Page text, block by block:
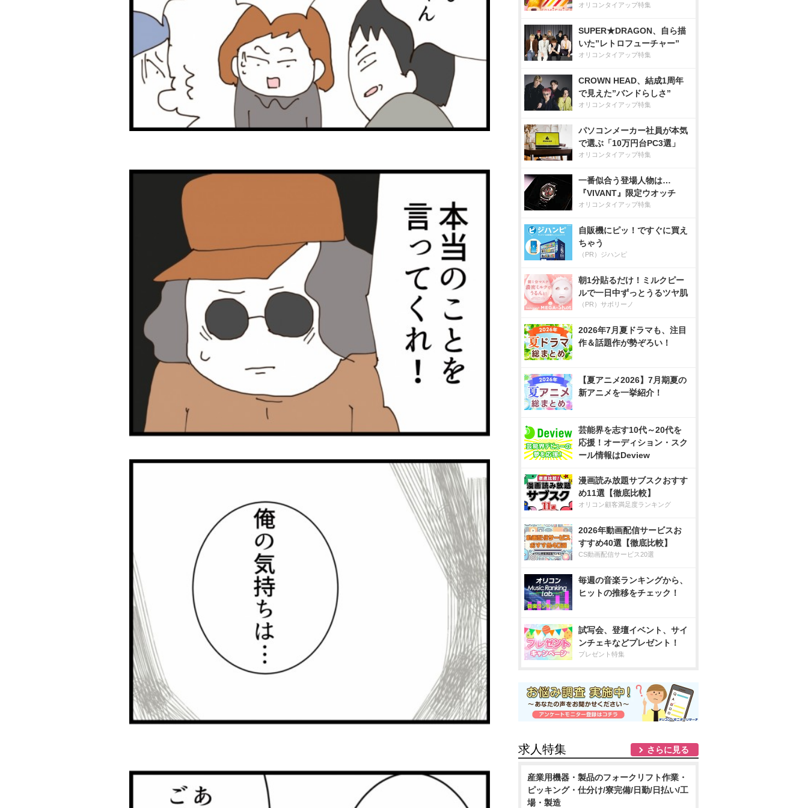
オリコンタイアップ特集
SUPER★DRAGON、自ら描
いた”レトロフューチャー”
オリコンタイアップ特集
CROWN HEAD、結成1周年
で見えた”バンドらしさ”
オリコンタイアップ特集
パソコンメーカー社員が本気
で選ぶ「10万円台PC3選」
オリコンタイアップ特集
一番似合う登場人物は…
『VIVANT』限定ウオッチ
オリコンタイアップ特集
自販機にピッ！ですぐに買え
ちゃう
（PR）ジハンピ
朝1分貼るだけ！ミルクピー
ルで一日中ずっとうるツヤ肌
（PR）サボリーノ
2026年7月夏ドラマも、注目
作＆話題作が勢ぞろい！
【夏アニメ2026】7月期夏の
新アニメを一挙紹介！
芸能界を志す10代～20代を
応援！オーディション・スク
ール情報はDeview
漫画読み放題サブスクおすす
め11選【徹底比較】
オリコン顧客満足度ランキング
2026年動画配信サービスお
すすめ40選【徹底比較】
CS動画配信サービス20選
毎週の音楽ランキングから、
ヒットの推移をチェック！
試写会、登壇イベント、サイ
ンチェキなどプレゼント！
プレゼント特集
求人特集 さらに見る
産業用機器・製品のフォークリフト作業・
ピッキング・仕分け/寮完備/日勤/日払い/工
場・製造